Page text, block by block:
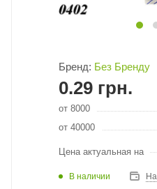
Бренд: Без Бренду
0.29 грн.
от 8000
от 40000
Цена актуальная на
В наличии